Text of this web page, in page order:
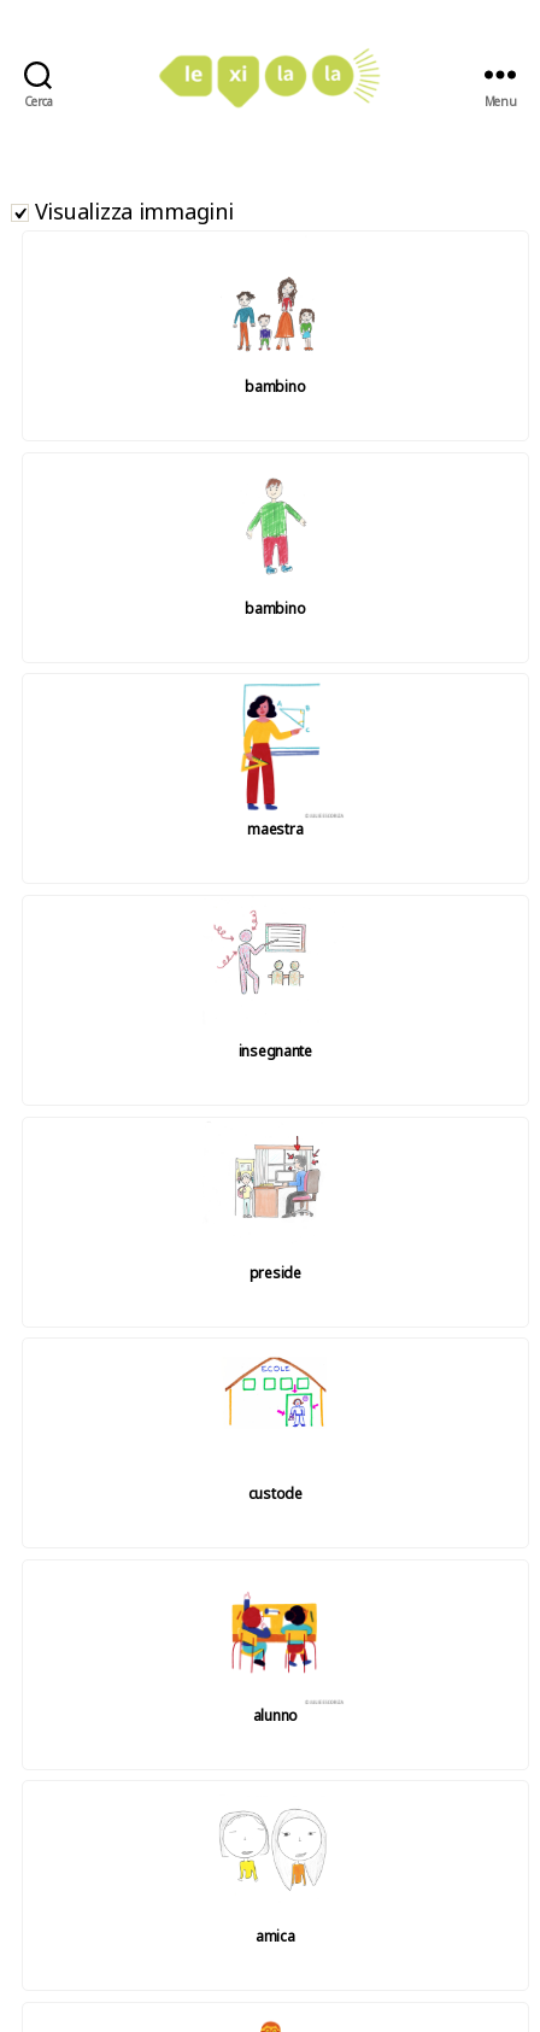
Cerca Menu
Visualizza immagini
bambino
bambino
maestra
insegnante
preside
custode
alunno
amica